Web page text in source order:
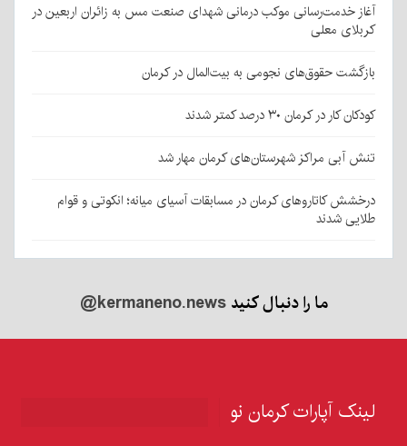
آغاز خدمت‌رسانی موکب درمانی شهدای صنعت مس به زائران اربعین در
کربلای معلی
بازگشت حقوق‌های نجومی به بیت‌المال در کرمان
کودکان کار در کرمان ۳۰ درصد کمتر شدند
تنش آبی مراکز شهرستان‌های کرمان مهار شد
درخشش کاتاروهای کرمان در مسابقات آسیای میانه؛ انکوتی و قوام
طلایی شدند
ما را دنبال کنید@kermaneno.news
لینک آپارات کرمان نو